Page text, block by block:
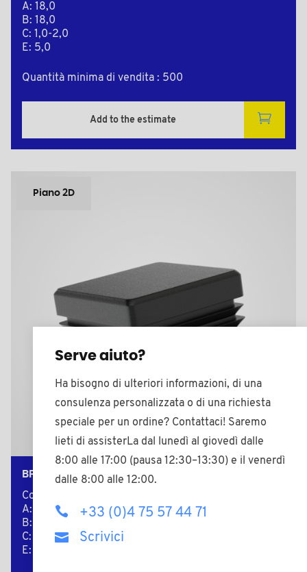
A: 18,0
B: 18,0
C: 1,0-2,0
E: 5,0
Quantità minima di vendita : 500
Add to the estimate
Piano 2D
BPT2020E0.8-3
Colore: nero
A: 20,0
B: 20,0
C: 0,8-3,0
E: 5,0
Serve aiuto?
Ha bisogno di ulteriori informazioni, di una
consulenza personalizzata o di una richiesta
speciale per un ordine? Contattaci! Saremo
lieti di assisterLa dal lunedì al giovedì dalle
8:00 alle 17:00 (pausa 12:30–13:30) e il venerdì
dalle 8:00 alle 12:00.
+33 (0)4 75 57 44 71
Scrivici